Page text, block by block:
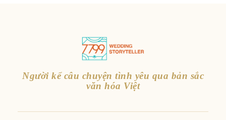
Người kể câu chuyện tình yêu qua bản sắc
văn hóa Việt